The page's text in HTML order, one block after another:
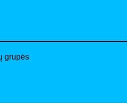
grupės